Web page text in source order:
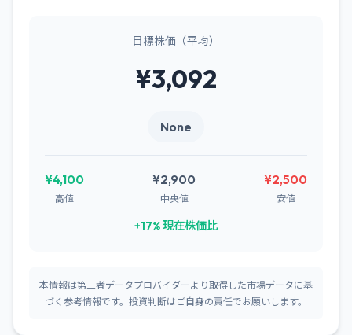
目標株価（平均）
¥3,092
None
¥4,100
高値
¥2,900
中央値
¥2,500
安値
+17% 現在株価比
本情報は第三者データプロバイダーより取得した市場データに基
づく参考情報です。投資判断はご自身の責任でお願いします。